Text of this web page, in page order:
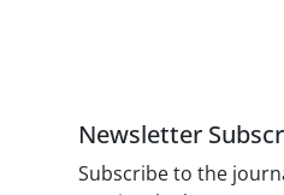
Newsletter
Subscribe to the